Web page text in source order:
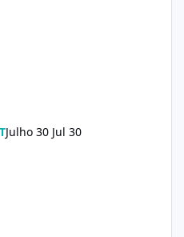
Julho 30 Jul 30